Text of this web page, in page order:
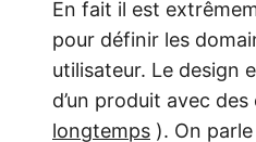
En fait il est
pour définir les
utilisateur. Le design
d’un produit avec
longtemps ). On parle